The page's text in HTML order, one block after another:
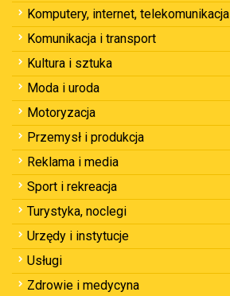
Komputery, internet, telekomunikacja
Komunikacja i transport
Kultura i sztuka
Moda i uroda
Motoryzacja
Przemysł i produkcja
Reklama i media
Sport i rekreacja
Turystyka, noclegi
Urzędy i instytucje
Usługi
Zdrowie i medycyna